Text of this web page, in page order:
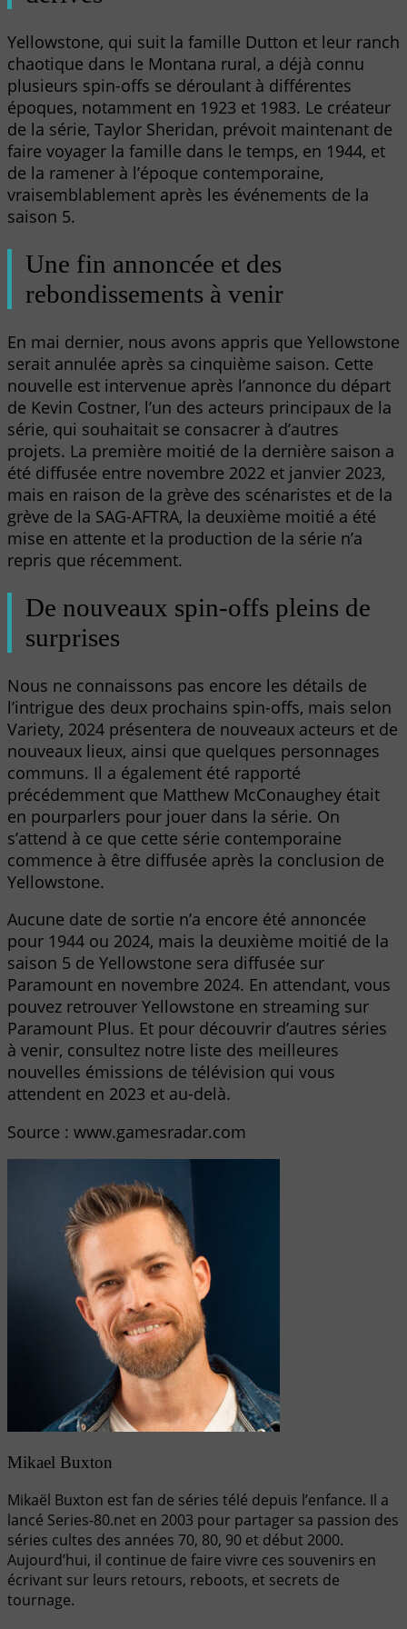
Yellowstone, qui suit la famille Dutton et leur ranch
chaotique dans le Montana rural, a déjà connu
plusieurs spin-offs se déroulant à différentes
époques, notamment en 1923 et 1983. Le créateur
de la série, Taylor Sheridan, prévoit maintenant de
faire voyager la famille dans le temps, en 1944, et
de la ramener à l’époque contemporaine,
vraisemblablement après les événements de la
saison 5.
Une fin annoncée et des
rebondissements à venir
En mai dernier, nous avons appris que Yellowstone
serait annulée après sa cinquième saison. Cette
nouvelle est intervenue après l’annonce du départ
de Kevin Costner, l’un des acteurs principaux de la
série, qui souhaitait se consacrer à d’autres
projets. La première moitié de la dernière saison a
été diffusée entre novembre 2022 et janvier 2023,
mais en raison de la grève des scénaristes et de la
grève de la SAG-AFTRA, la deuxième moitié a été
mise en attente et la production de la série n’a
repris que récemment.
De nouveaux spin-offs pleins de
surprises
Nous ne connaissons pas encore les détails de
l’intrigue des deux prochains spin-offs, mais selon
Variety, 2024 présentera de nouveaux acteurs et de
nouveaux lieux, ainsi que quelques personnages
communs. Il a également été rapporté
précédemment que Matthew McConaughey était
en pourparlers pour jouer dans la série. On
s’attend à ce que cette série contemporaine
commence à être diffusée après la conclusion de
Yellowstone.
Aucune date de sortie n’a encore été annoncée
pour 1944 ou 2024, mais la deuxième moitié de la
saison 5 de Yellowstone sera diffusée sur
Paramount en novembre 2024. En attendant, vous
pouvez retrouver Yellowstone en streaming sur
Paramount Plus. Et pour découvrir d’autres séries
à venir, consultez notre liste des meilleures
nouvelles émissions de télévision qui vous
attendent en 2023 et au-delà.
Source : www.gamesradar.com
Mikael Buxton
Mikaël Buxton est fan de séries télé depuis l’enfance. Il a
lancé Series-80.net en 2003 pour partager sa passion des
séries cultes des années 70, 80, 90 et début 2000.
Aujourd’hui, il continue de faire vivre ces souvenirs en
écrivant sur leurs retours, reboots, et secrets de
tournage.